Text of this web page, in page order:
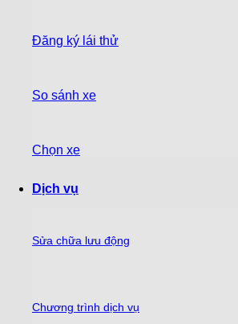
Đăng ký lái thử
So sánh xe
Chọn xe
Dịch vụ
Sửa chữa lưu động
Chương trình dịch vụ